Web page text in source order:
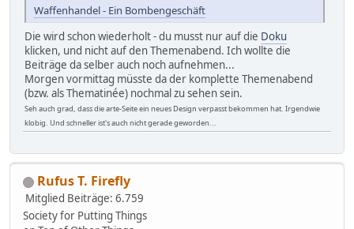
Waffenhandel - Ein Bombengeschäft
Die wird schon wiederholt - du musst nur auf die Doku
klicken, und nicht auf den Themenabend. Ich wollte die
Beiträge da selber auch noch aufnehmen...
Morgen vormittag müsste da der komplette Themenabend
(bzw. als Thematinée) nochmal zu sehen sein.
Seh auch grad, dass die arte-Seite ein neues Design verpasst bekommen hat. Irgendwie
klobig. Und schneller ist's auch nicht gerade geworden...
Rufus T. Firefly
Mitglied Beiträge: 6.759
Society for Putting Things